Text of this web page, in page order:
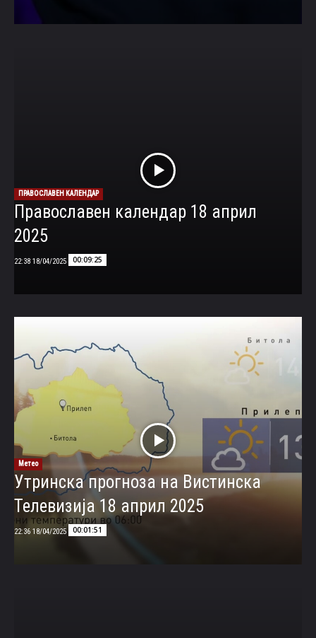
ПРАВОСЛАВЕН КАЛЕНДАР
Православен календар 18 април
2025
00:09:25
18/04/2025 22:38
Метео
Утринска прогноза на Вистинска
Телевизија 18 април 2025
00:01:51
18/04/2025 22:36